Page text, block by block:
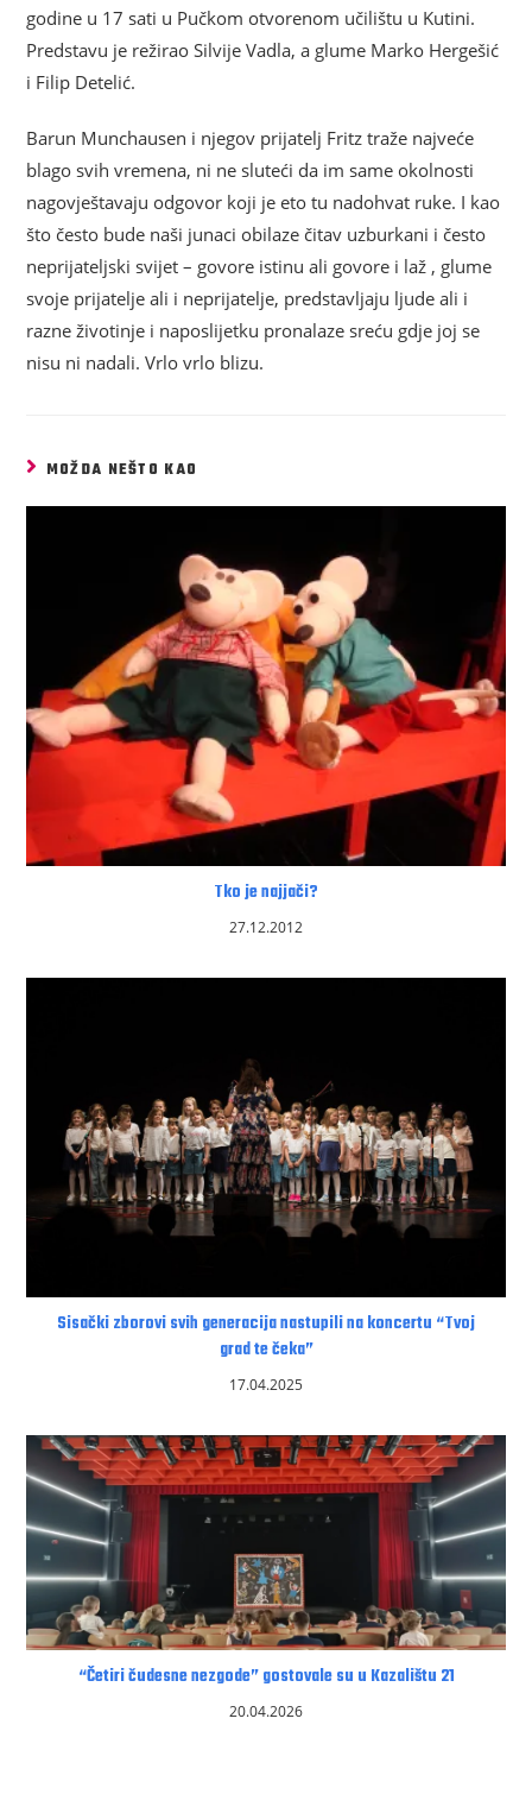
godine u 17 sati u Pučkom otvorenom učilištu u Kutini.
Predstavu je režirao Silvije Vadla, a glume Marko Hergešić
i Filip Detelić.
Barun Munchausen i njegov prijatelj Fritz traže najveće
blago svih vremena, ni ne sluteći da im same okolnosti
nagovještavaju odgovor koji je eto tu nadohvat ruke. I kao
što često bude naši junaci obilaze čitav uzburkani i često
neprijateljski svijet – govore istinu ali govore i laž , glume
svoje prijatelje ali i neprijatelje, predstavljaju ljude ali i
razne životinje i naposlijetku pronalaze sreću gdje joj se
nisu ni nadali. Vrlo vrlo blizu.
MOŽDA NEŠTO KAO
Tko je najjači?
27.12.2012
Sisački zborovi svih generacija nastupili na koncertu “Tvoj
grad te čeka”
17.04.2025
“Četiri čudesne nezgode” gostovale su u Kazalištu 21
20.04.2026